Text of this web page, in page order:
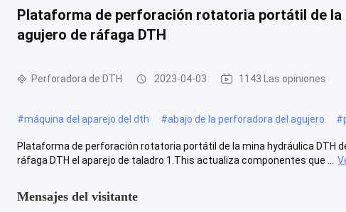
Plataforma de perforación rotatoria portátil de la
agujero de ráfaga DTH
Perforadora de DTH 2023-04-03 1143 Las opiniones
#máquina del aparejo del dth #abajo de la perforadora del agujero #
Plataforma de perforación rotatoria portátil de la mina hydráulica DTH
ráfaga DTH el aparejo de taladro 1.This actualiza componentes que ...
Mensajes del visitante